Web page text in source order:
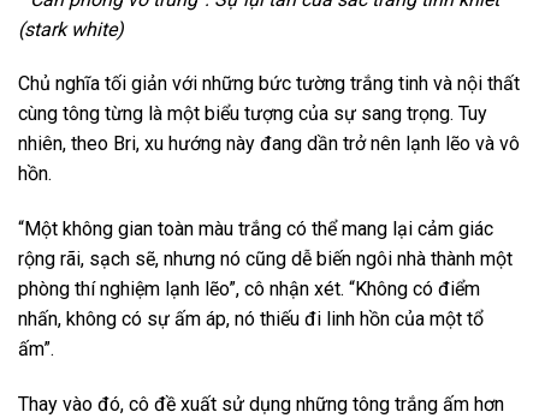
(stark white)
Chủ nghĩa tối giản với những bức tường trắng tinh và nội thất
cùng tông từng là một biểu tượng của sự sang trọng. Tuy
nhiên, theo Bri, xu hướng này đang dần trở nên lạnh lẽo và vô
hồn.
“Một không gian toàn màu trắng có thể mang lại cảm giác
rộng rãi, sạch sẽ, nhưng nó cũng dễ biến ngôi nhà thành một
phòng thí nghiệm lạnh lẽo”, cô nhận xét. “Không có điểm
nhấn, không có sự ấm áp, nó thiếu đi linh hồn của một tổ
ấm”.
Thay vào đó, cô đề xuất sử dụng những tông trắng ấm hơn